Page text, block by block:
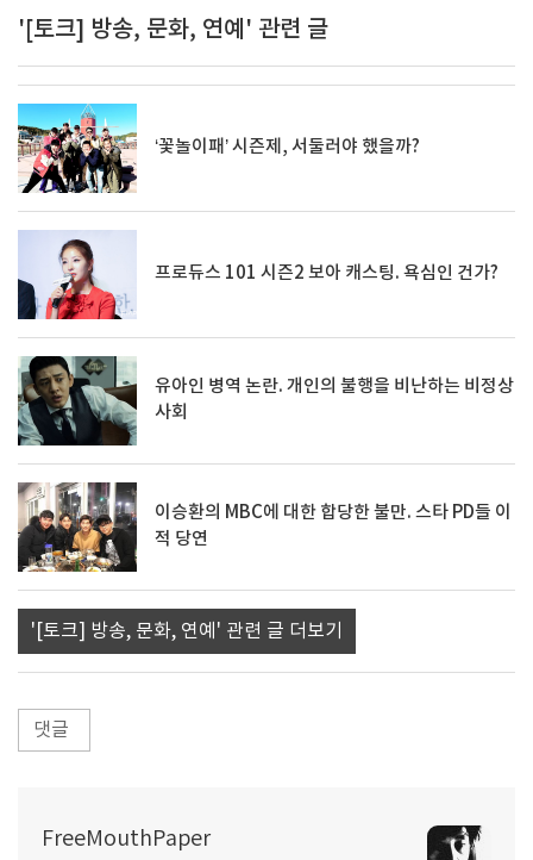
'[토크] 방송, 문화, 연예' 관련 글
‘꽃놀이패’ 시즌제, 서둘러야 했을까?
프로듀스 101 시즌2 보아 캐스팅. 욕심인 건가?
유아인 병역 논란. 개인의 불행을 비난하는 비정상
사회
이승환의 MBC에 대한 합당한 불만. 스타 PD들 이
적 당연
'[토크] 방송, 문화, 연예' 관련 글 더보기
댓글
FreeMouthPaper